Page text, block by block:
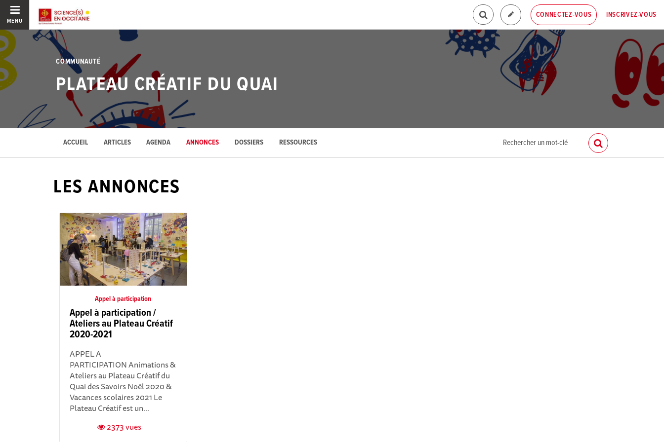
MENU
CONNECTEZ-VOUS INSCRIVEZ-VOUS
COMMUNAUTÉ
PLATEAU CRÉATIF DU QUAI
ACCUEIL ARTICLES AGENDA ANNONCES DOSSIERS RESSOURCES
LES ANNONCES
Appel à participation
Appel à participation /
Ateliers au Plateau Créatif
2020-2021
APPEL A
PARTICIPATION Animations &
Ateliers au Plateau Créatif du
Quai des Savoirs Noël 2020 &
Vacances scolaires 2021 Le
Plateau Créatif est un...
2373 vues